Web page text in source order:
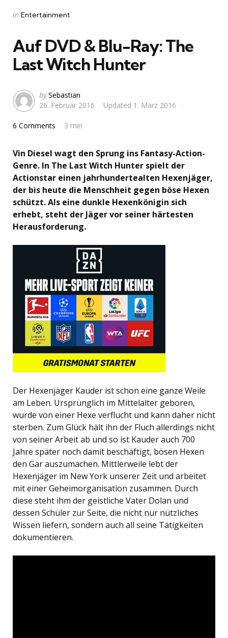
Categories
Posted
in Entertainment
Auf DVD & Blu-Ray: The
Last Witch Hunter
Posted
by
by Sebastian
26. Februar 2016
Updated 1. März 2016
6 Comments 3 min
Vin Diesel wagt den Sprung ins Fantasy-Action-
Genre. In The Last Witch Hunter spielt der
Actionstar einen jahrhundertealten Hexenjäger,
der bis heute die Menschheit gegen böse Hexen
schützt. Als eine dunkle Hexenkönigin sich
erhebt, steht der Jäger vor seiner härtesten
Herausforderung.
Der Hexenjäger Kauder ist schon eine ganze Weile
am Leben. Ursprünglich im Mittelalter geboren,
wurde von einer Hexe verflucht und kann daher nicht
sterben. Zum Glück hält ihn der Fluch allerdings nicht
von seiner Arbeit ab und so ist Kauder auch 700
Jahre später noch damit beschäftigt, bösen Hexen
den Gar auszumachen. Mittlerweile lebt der
Hexenjäger im New York unserer Zeit und arbeitet
mit einer Geheimorganisation zusammen. Durch
diese steht ihm der geistliche Vater Dolan und
dessen Schüler zur Seite, die nicht nur nützliches
Wissen liefern, sondern auch all seine Tätigkeiten
dokumentieren.